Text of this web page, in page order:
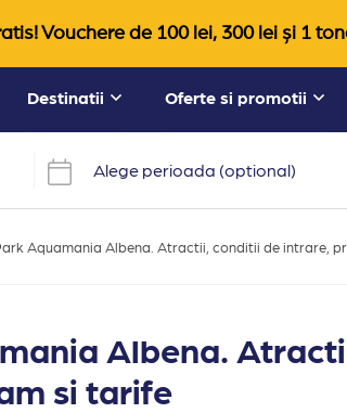
Vouchere de 100 lei, 300 lei și 1
Destinatii Oferte si promotii
Alege perioada (optional)
Aquamania Albena. Atractii, conditii de intrare,
Albena.
si tarife